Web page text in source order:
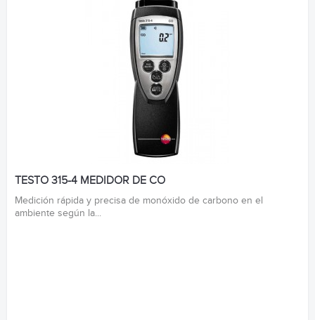
TESTO 315-4 MEDIDOR DE CO
Medición rápida y precisa de monóxido de carbono en el
ambiente según la...